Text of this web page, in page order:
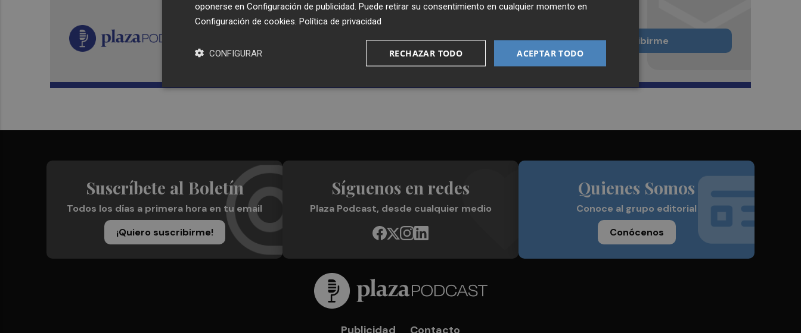
Recibe toda la actualidad de
Plaza Podcast en tu correo
Quiero suscribirme
Suscríbete al Boletín
Todos los días a primera hora en tu email
¡Quiero suscribirme!
Síguenos en redes
Plaza Podcast, desde cualquier medio
Quienes Somos
Conoce al grupo editorial
Conócenos
Publicidad Contacto
oponerse en Configuración de publicidad . Puede retirar su consentimiento en cualquier momento en
Configuración de cookies Política de privacidad
ACEPTAR TODO
RECHAZAR TODO
CONFIGURAR